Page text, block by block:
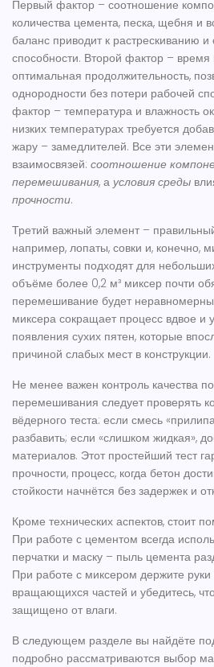
Первый фактор – соотношение
количества цемента, песка, щебня и
баланс приводит к растрескиванию
способности. Второй фактор – время
оптимальная продолжительность,
однородности без потери рабочей
фактор – температура и влажность
низких температурах требуется
жару – замедлителей. Все эти
взаимосвязей: соотношение
перемешивания, а условия среды
прочности.
Третий важный элемент –
например, лопаты, совки и, конечно,
инструменты подходят для
объёме более 0,2 м³ миксер почти
перемешивание будет
миксера сокращает процесс вдвое и
появления сухих пятен, которые
причиной слабых мест в конструкции.
Не менее важен контроль качества
перемешивания следует проверять
вёдерного теста: если смесь
разбавить; если «слишком жидкая»,
материалов. Этот простейший тест
прочности, процесс, когда бетон
стойкости начнётся без задержек и
Кроме технических аспектов, стоит
При работе с цементом всегда
перчатки и маску – пыль цемента
При работе с миксером держите
вращающихся частей и убедитесь,
защищено от влаги.
В следующем разделе вы найдёте
подробно рассматриваются выбор